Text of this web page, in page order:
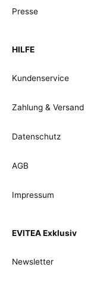
Presse
HILFE
Kundenservice
Zahlung & Versand
Datenschutz
AGB
Impressum
EVITEA Exklusiv
Newsletter